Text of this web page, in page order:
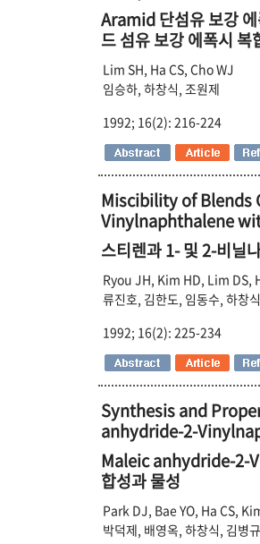
Aramid 단섬유 보강
드 섬유 보강 에폭시
Lim SH, Ha CS, Cho WJ
임승하, 하창식, 조원제
1992; 16(2): 216-224
Miscibility of Blends
Vinylnaphthalene
스티렌과 1- 및 2-비닐
Ryou JH, Kim HD, Lim DS,
류진호, 김한도, 임동수, 하창
1992; 16(2): 225-234
Synthesis and
anhydride-2-
Maleic anhydride-2-
합성과 물성
Park DJ, Bae YO, Ha CS,
박덕제, 배영옥, 하창식, 김병